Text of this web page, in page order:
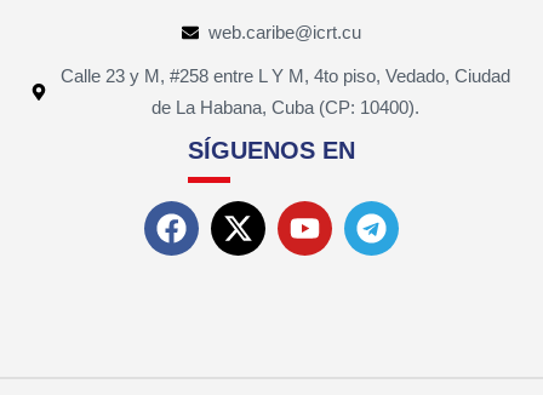
web.caribe@icrt.cu
Calle 23 y M, #258 entre L Y M, 4to piso, Vedado, Ciudad
de La Habana, Cuba (CP: 10400).
SÍGUENOS EN